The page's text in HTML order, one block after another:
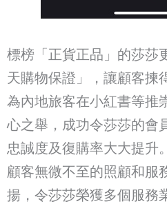
標榜「正貨正品」的莎莎
天購物保證」，讓顧客揀
為內地旅客在小紅書等推
心之舉，成功令莎莎的會
忠誠度及復購率大大提升
顧客無微不至的照顧和服
揚，令莎莎榮獲多個服務